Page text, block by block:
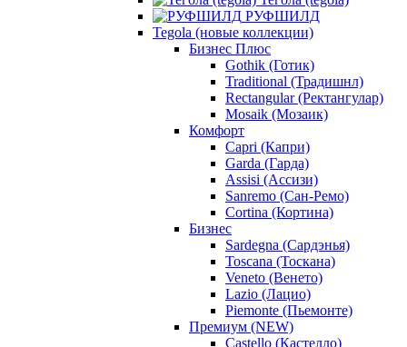
РУФШИЛД
Tegola (новые коллекции)
Бизнес Плюс
Gothik (Готик)
Traditional (Традишнл)
Rectangular (Ректангулар)
Mosaik (Мозаик)
Комфорт
Capri (Капри)
Garda (Гарда)
Assisi (Ассизи)
Sanremo (Сан-Ремо)
Cortina (Кортина)
Бизнес
Sardegna (Сардэнья)
Toscana (Тоскана)
Veneto (Венето)
Lazio (Лацио)
Piemonte (Пьемонте)
Премиум (NEW)
Castello (Кастелло)